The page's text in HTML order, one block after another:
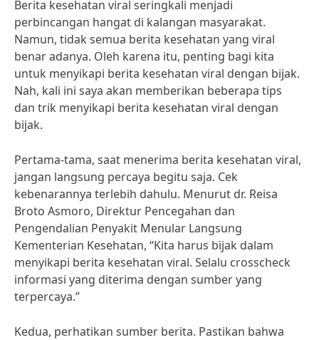
Berita kesehatan viral seringkali menjadi
perbincangan hangat di kalangan masyarakat.
Namun, tidak semua berita kesehatan yang viral
benar adanya. Oleh karena itu, penting bagi kita
untuk menyikapi berita kesehatan viral dengan bijak.
Nah, kali ini saya akan memberikan beberapa tips
dan trik menyikapi berita kesehatan viral dengan
bijak.
Pertama-tama, saat menerima berita kesehatan viral,
jangan langsung percaya begitu saja. Cek
kebenarannya terlebih dahulu. Menurut dr. Reisa
Broto Asmoro, Direktur Pencegahan dan
Pengendalian Penyakit Menular Langsung
Kementerian Kesehatan, “Kita harus bijak dalam
menyikapi berita kesehatan viral. Selalu crosscheck
informasi yang diterima dengan sumber yang
terpercaya.”
Kedua, perhatikan sumber berita. Pastikan bahwa